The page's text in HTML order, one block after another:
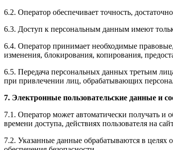
6.2. Оператор обеспечивает точность,
6.3. Доступ к персональным данным имеют
6.4. Оператор принимает необходимые
изменения, блокирования, копирования,
6.5. Передача персональных данных третьим
при привлечении лиц, обрабатывающих
7. Электронные пользовательские данные и
7.1. Оператор может автоматически получать и
времени доступа, действиях пользователя на
7.2. Указанные данные обрабатываются в целях